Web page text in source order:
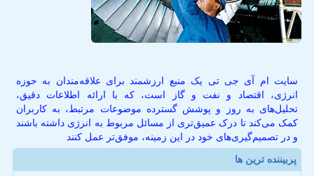
سایت ام آی جی تی یک منبع ارزشمند برای علاقه‌مندان به حوزه
انرژی، اقتصاد و نفت و گاز است، که با ارائه اطلاعات دقیق،
تحلیل‌های به روز و پوشش گسترده موضوعات مرتبط، به کاربران
کمک می‌کند تا درک عمیق‌تری از مسائل مربوط به انرژی داشته باشند
و در تصمیم‌گیری‌های خود در این زمینه، موفق‌تر عمل کنند
پربیننده ترین ها